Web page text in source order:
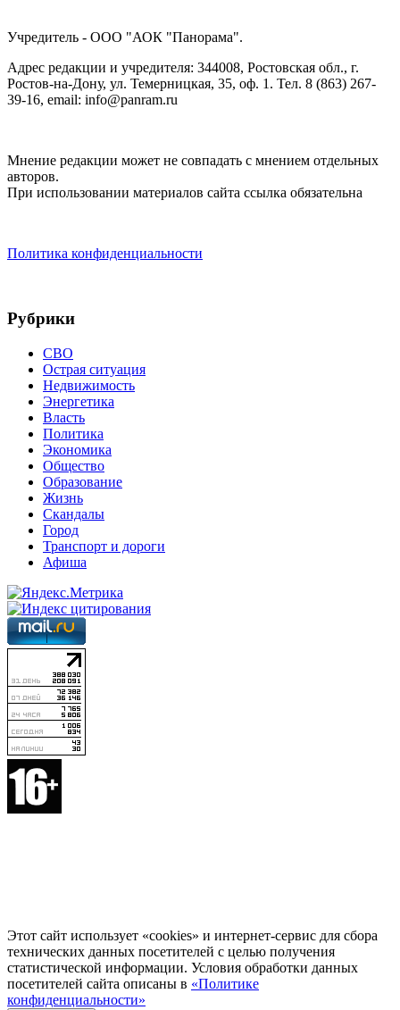
Учредитель - ООО "АОК "Панорама".
Адрес редакции и учредителя: 344008, Ростовская обл., г.
Ростов-на-Дону, ул. Темерницкая, 35, оф. 1. Тел. 8 (863) 267-
39-16, email: info@panram.ru
Мнение редакции может не совпадать с мнением отдельных
авторов.
При использовании материалов сайта ссылка обязательна
Политика конфиденциальности
Рубрики
СВО
Острая ситуация
Недвижимость
Энергетика
Власть
Политика
Экономика
Общество
Образование
Жизнь
Скандалы
Город
Транспорт и дороги
Афиша
Этот сайт использует «cookies» и интернет-сервис для сбора
технических данных посетителей с целью получения
статистической информации. Условия обработки данных
посетителей сайта описаны в «Политике
конфиденциальности»